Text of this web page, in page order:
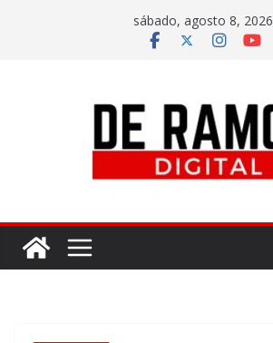
sábado, agosto 8, 2026